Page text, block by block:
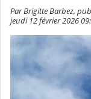
Par Brigitte Barbez,
jeudi 12 février 2026